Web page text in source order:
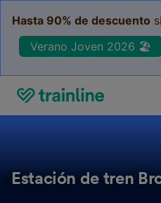
Hasta 90% de descuento
Verano Joven 2026 🏖️
Estación de tren